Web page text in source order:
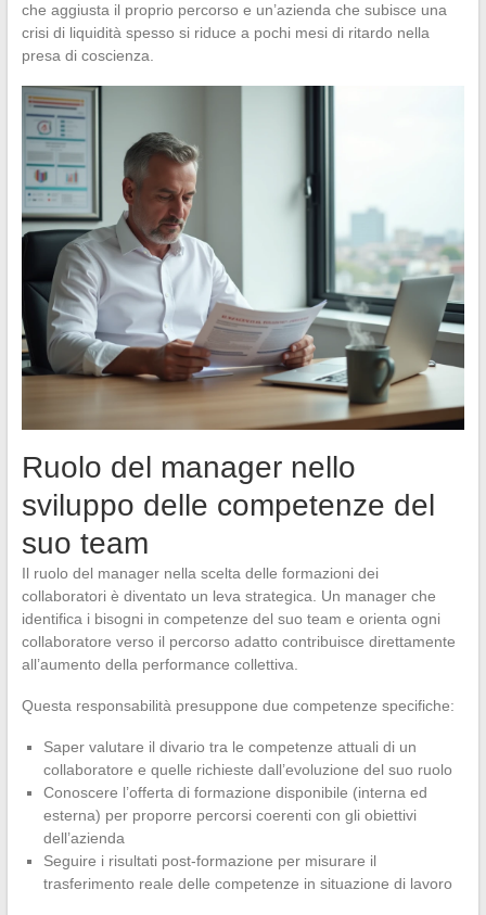
che aggiusta il proprio percorso e un’azienda che subisce una
crisi di liquidità spesso si riduce a pochi mesi di ritardo nella
presa di coscienza.
Ruolo del manager nello
sviluppo delle competenze del
suo team
Il ruolo del manager nella scelta delle formazioni dei
collaboratori è diventato un leva strategica. Un manager che
identifica i bisogni in competenze del suo team e orienta ogni
collaboratore verso il percorso adatto contribuisce direttamente
all’aumento della performance collettiva.
Questa responsabilità presuppone due competenze specifiche:
Saper valutare il divario tra le competenze attuali di un
collaboratore e quelle richieste dall’evoluzione del suo ruolo
Conoscere l’offerta di formazione disponibile (interna ed
esterna) per proporre percorsi coerenti con gli obiettivi
dell’azienda
Seguire i risultati post-formazione per misurare il
trasferimento reale delle competenze in situazione di lavoro